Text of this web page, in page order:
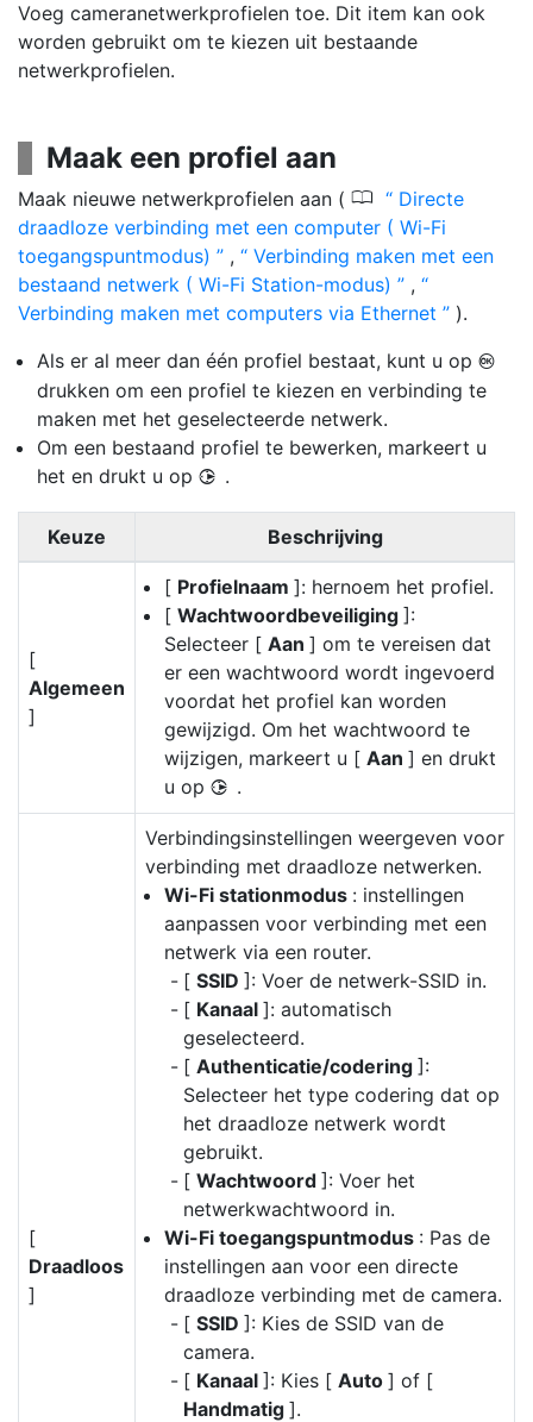
Voeg cameranetwerkprofielen toe. Dit item kan ook
worden gebruikt om te kiezen uit bestaande
netwerkprofielen.
Maak een profiel aan
Maak nieuwe netwerkprofielen aan ( 0
Directe
draadloze verbinding met een computer ( Wi-Fi
toegangspuntmodus)
,
Verbinding maken met een
bestaand netwerk ( Wi-Fi Station-modus)
,
Verbinding maken met computers via Ethernet
).
Als er al meer dan één profiel bestaat, kunt u op J
drukken om een profiel te kiezen en verbinding te
maken met het geselecteerde netwerk.
Om een bestaand profiel te bewerken, markeert u
het en drukt u op 2 .
Keuze Beschrijving
[
Algemeen
]
[ Profielnaam ]: hernoem het profiel.
[ Wachtwoordbeveiliging ]:
Selecteer [ Aan ] om te vereisen dat
er een wachtwoord wordt ingevoerd
voordat het profiel kan worden
gewijzigd. Om het wachtwoord te
wijzigen, markeert u [ Aan ] en drukt
u op 2 .
[
Draadloos
]
Verbindingsinstellingen weergeven voor
verbinding met draadloze netwerken.
Wi-Fi stationmodus : instellingen
aanpassen voor verbinding met een
netwerk via een router.
[ SSID ]: Voer de netwerk-SSID in.
[ Kanaal ]: automatisch
geselecteerd.
[ Authenticatie/codering ]:
Selecteer het type codering dat op
het draadloze netwerk wordt
gebruikt.
[ Wachtwoord ]: Voer het
netwerkwachtwoord in.
Wi-Fi toegangspuntmodus : Pas de
instellingen aan voor een directe
draadloze verbinding met de camera.
[ SSID ]: Kies de SSID van de
camera.
[ Kanaal ]: Kies [ Auto ] of [
Handmatig ].